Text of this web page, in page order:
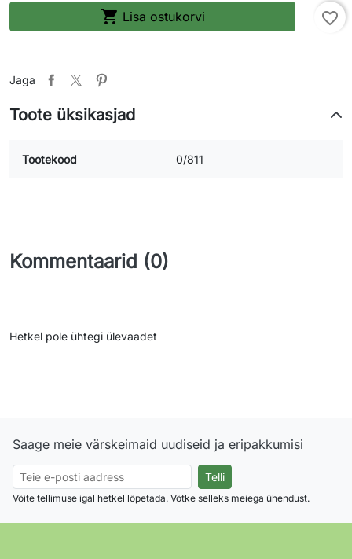
 Lisa ostukorvi favorite_border
Jaga
Toote üksikasjad
Tootekood 0/811
Kommentaarid (0)
Hetkel pole ühtegi ülevaadet
Saage meie värskeimaid uudiseid ja eripakkumisi
Võite tellimuse igal hetkel lõpetada. Võtke selleks meiega ühendust.